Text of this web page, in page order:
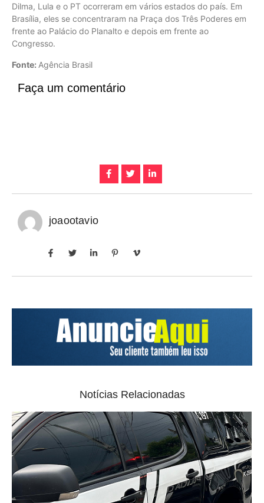
Dilma, Lula e o PT ocorreram em vários estados do país. Em
Brasília, eles se concentraram na Praça dos Três Poderes em
frente ao Palácio do Planalto e depois em frente ao
Congresso.
Fonte: Agência Brasil
Faça um comentário
joaootavio
Notícias Relacionadas